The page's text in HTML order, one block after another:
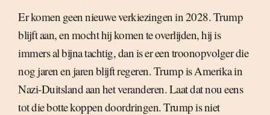
Er komen geen nieuwe verkiezingen in 2028. Trump
blijft aan, en mocht hij komen te overlijden, hij is
immers al bijna tachtig, dan is er een troonopvolger die
nog jaren en jaren blijft regeren. Trump is Amerika in
Nazi-Duitsland aan het veranderen. Laat dat nou eens
tot die botte koppen doordringen. Trump is niet